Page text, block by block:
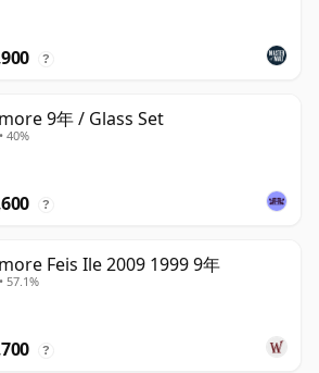
?
9年 / Glass Set
40%
?
Feis Ile 2009 1999 9年
57.1%
?